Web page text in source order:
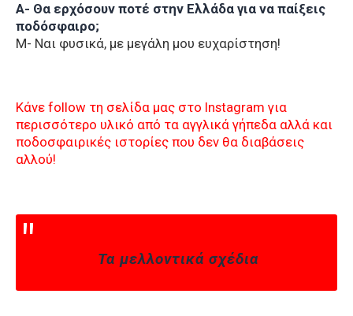
Α- Θα ερχόσουν ποτέ στην Ελλάδα για να παίξεις
ποδόσφαιρο;
Μ- Ναι φυσικά, με μεγάλη μου ευχαρίστηση!
Κάνε follow τη σελίδα μας στο Instagram για
περισσότερο υλικό από τα αγγλικά γήπεδα αλλά και
ποδοσφαιρικές ιστορίες που δεν θα διαβάσεις
αλλού!
Τα μελλοντικά σχέδια